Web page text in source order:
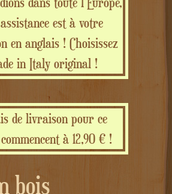
est à votre
en anglais ! Choisissez
in Italy original !
de livraison pour ce
à 12,90 € !